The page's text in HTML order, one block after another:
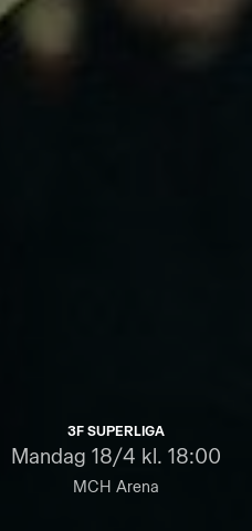
3F SUPERLIGA
Mandag 18/4 kl. 18:00
MCH Arena